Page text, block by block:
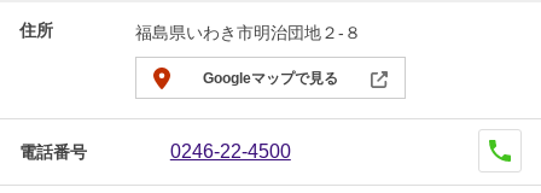
住所 福島県いわき市明治団地２-８
Googleマップで見る
電話番号 0246-22-4500